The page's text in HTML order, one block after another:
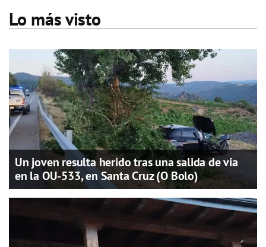
Lo más visto
Un joven resulta herido tras una salida de vía
en la OU-533, en Santa Cruz (O Bolo)